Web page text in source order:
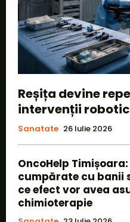
Reșița devine
intervenții
Sanatate 26 Iulie 2026
OncoHelp Timișoara:
cumpărate cu banii
ce efect vor avea
chimioterapie